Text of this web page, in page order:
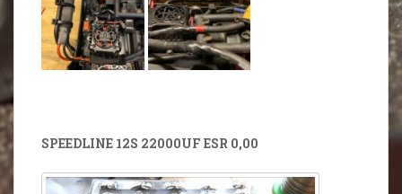
SPEEDLINE 12S 22000UF ESR 0,00